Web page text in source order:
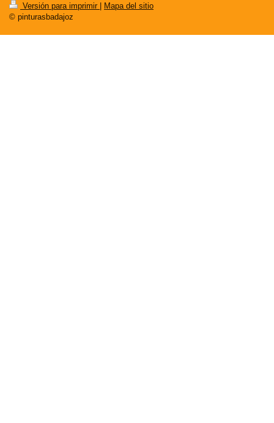
Versión para imprimir | Mapa del sitio
© pinturasbadajoz